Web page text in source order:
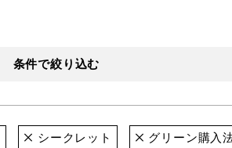
条件で絞り込む
シークレット グリーン購入